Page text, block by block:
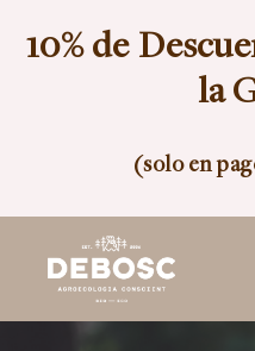
10% de
la
(solo en